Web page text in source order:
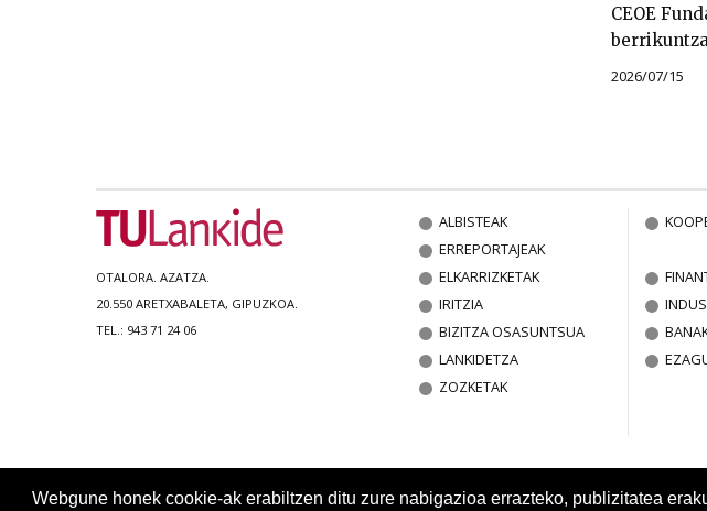
Webgune honek cookie-ak erabiltzen ditu zure nabigazioa errazteko, publizitatea
CEOE
2026/07/15
OTALORA. AZATZA.
20.550 ARETXABALETA, GIPUZKOA.
TEL.: 943 71 24 06
ALBISTEAK
ERREPORTAJEAK
ELKARRIZKETAK
IRITZIA
BIZITZA OSASUNTSUA
LANKIDETZA
ZOZKETAK